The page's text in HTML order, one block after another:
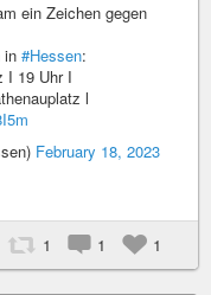
ein Zeichen gegen
in #Hessen:
I 19 Uhr I
l
February 18, 2023
1 1 1